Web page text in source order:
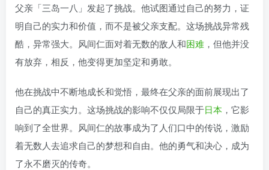
父亲「三岛一八」发起了挑战。他试图通过自己的努力，证
明自己的实力和价值，而不是被父亲支配。这场挑战异常残
酷，异常强大。风间仁面对着无数的敌人和困难 ，但他并没
有放弃，相反，他变得更加坚定和勇敢。
他在挑战中不断地成长和觉悟，最终在父亲的面前展现出了
自己的真正实力。这场挑战的影响不仅仅局限于日本 ，它影
响到了全世界。风间仁的故事成为了人们口中的传说，激励
着无数人去追求自己的梦想和自由。他的勇气和决心，成为
了永不磨灭的传奇。